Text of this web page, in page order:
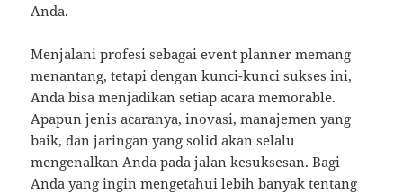
Anda.
Menjalani profesi sebagai event planner memang
menantang, tetapi dengan kunci-kunci sukses ini,
Anda bisa menjadikan setiap acara memorable.
Apapun jenis acaranya, inovasi, manajemen yang
baik, dan jaringan yang solid akan selalu
mengenalkan Anda pada jalan kesuksesan. Bagi
Anda yang ingin mengetahui lebih banyak tentang